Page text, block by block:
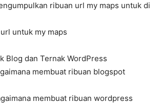
ribuan url my maps untuk di
untuk my maps
Blog dan Ternak WordPress
membuat ribuan blogspot
membuat ribuan wordpress